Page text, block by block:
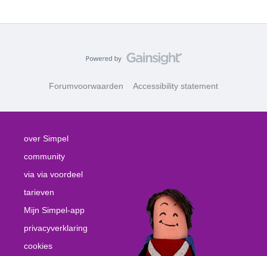
Forumvoorwaarden Accessibility statement
over Simpel
community
via via voordeel
tarieven
Mijn Simpel-app
privacyverklaring
cookies